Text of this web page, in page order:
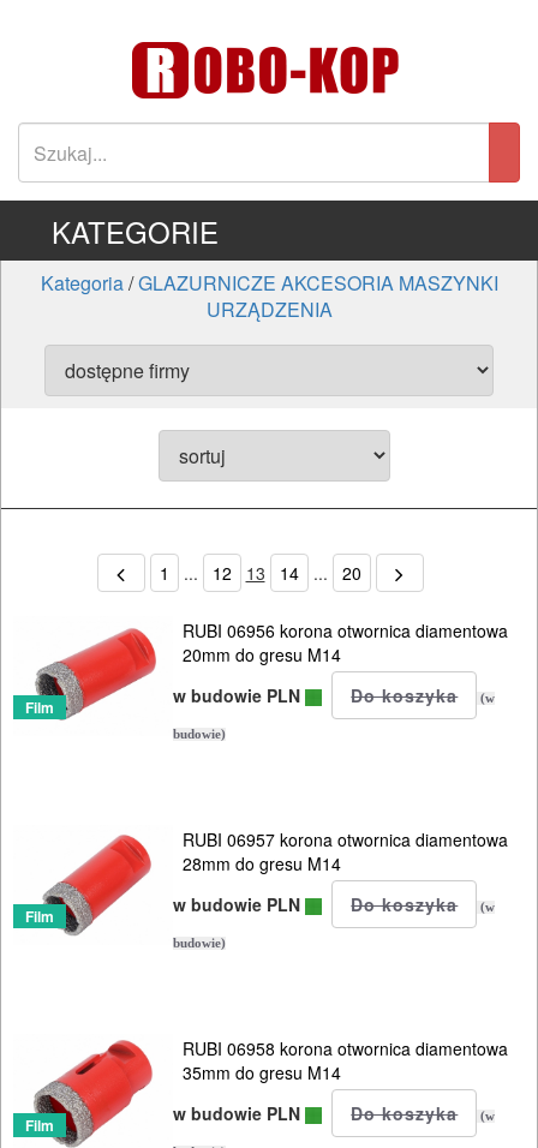
KATEGORIE
Kategoria/GLAZURNICZE AKCESORIA MASZYNKI
URZĄDZENIA
1 ... 12 13 14 ... 20
Film
RUBI 06956 korona otwornica diamentowa
20mm do gresu M14
w budowie PLN
(w
budowie)
Film
RUBI 06957 korona otwornica diamentowa
28mm do gresu M14
w budowie PLN
(w
budowie)
Film
RUBI 06958 korona otwornica diamentowa
35mm do gresu M14
w budowie PLN
(w